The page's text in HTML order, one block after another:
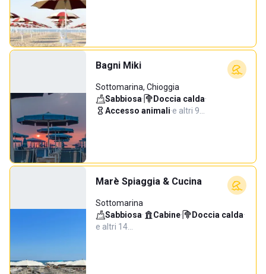
Bagni Miki
Sottomarina, Chioggia
Sabbiosa· Doccia calda·
Accesso animali·e altri 9…
Marè Spiaggia & Cucina
Sottomarina
Sabbiosa· Cabine· Doccia calda·
e altri 14…